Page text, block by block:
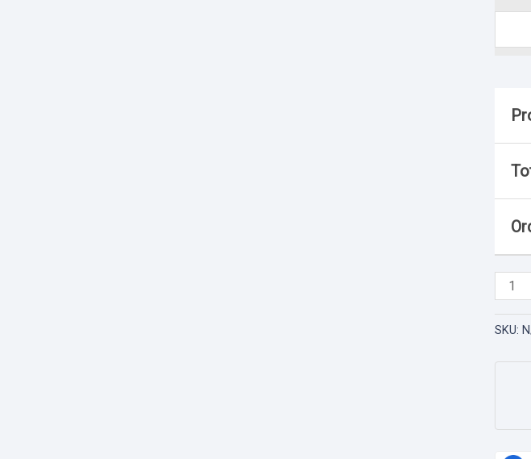
Hombre
102
SKU: